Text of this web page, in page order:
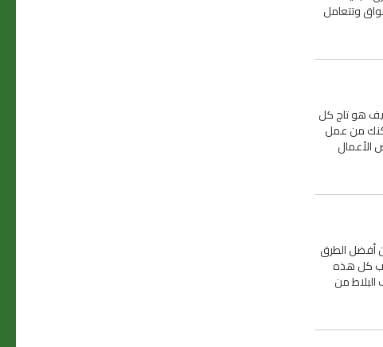
وتتعامل
هو تاج كل
من عمل
الأعمال
أفضل الطرق
كل هذه
من